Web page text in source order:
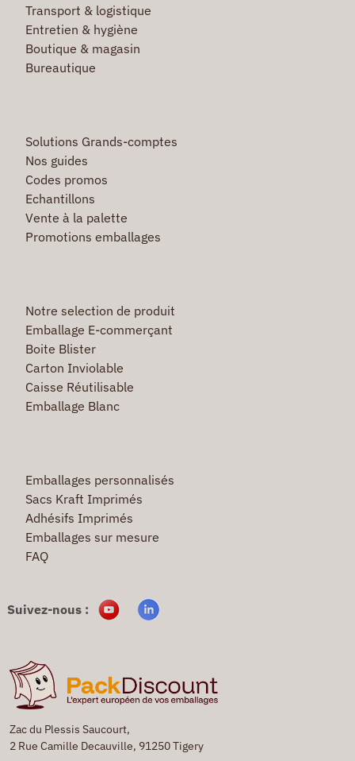
Zac du Plessis Saucourt,
2 Rue Camille Decauville, 91250 Tigery
Transport & logistique
Entretien & hygiène
Boutique & magasin
Bureautique
Solutions Grands-comptes
Nos guides
Codes promos
Echantillons
Vente à la palette
Promotions emballages
Notre selection de produit
Emballage E-commerçant
Boite Blister
Carton Inviolable
Caisse Réutilisable
Emballage Blanc
Emballages personnalisés
Sacs Kraft Imprimés
Adhésifs Imprimés
Emballages sur mesure
FAQ
Suivez-nous :